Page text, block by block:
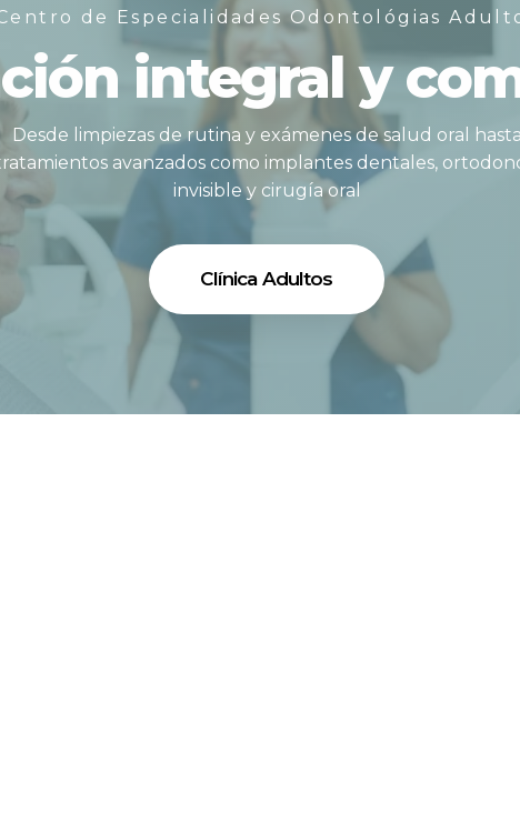
de Especialidades Odontológias
integral y
Desde limpiezas de rutina y exámenes de salud oral hasta
avanzados como implantes dentales,
invisible y cirugía oral
Clínica Adultos